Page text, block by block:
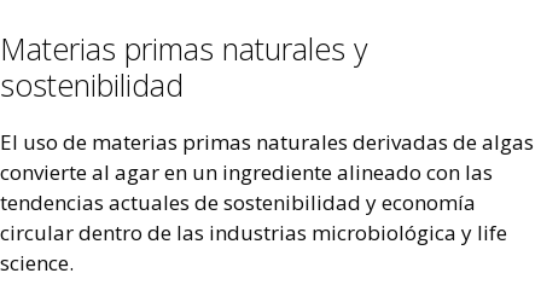
Materias primas naturales y
sostenibilidad
El uso de materias primas naturales derivadas de algas
convierte al agar en un ingrediente alineado con las
tendencias actuales de sostenibilidad y economía
circular dentro de las industrias microbiológica y life
science.